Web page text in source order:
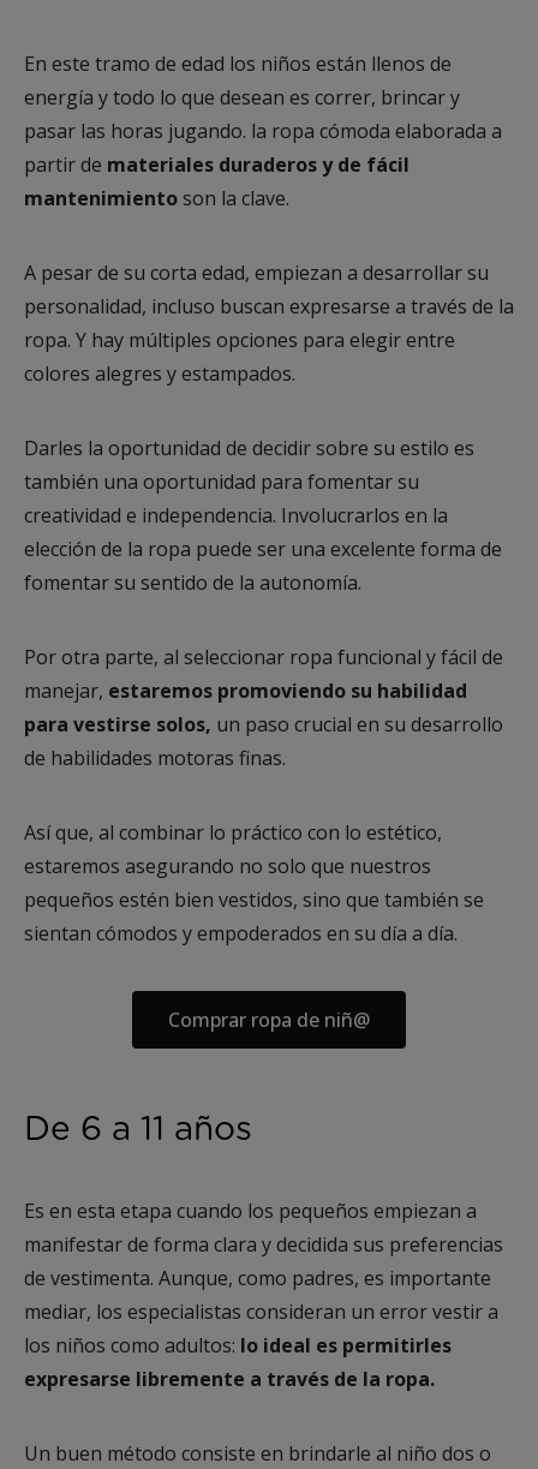
En este tramo de edad los niños están llenos de
energía y todo lo que desean es correr, brincar y
pasar las horas jugando. la ropa cómoda elaborada a
partir de materiales duraderos y de fácil
mantenimientoson la clave.
A pesar de su corta edad, empiezan a desarrollar su
personalidad, incluso buscan expresarse a través de la
ropa. Y hay múltiples opciones para elegir entre
colores alegres y estampados.
Darles la oportunidad de decidir sobre su estilo es
también una oportunidad para fomentar su
creatividad e independencia. Involucrarlos en la
elección de la ropa puede ser una excelente forma de
fomentar su sentido de la autonomía.
Por otra parte, al seleccionar ropa funcional y fácil de
manejar, estaremos promoviendo su habilidad
para vestirse solos, un paso crucial en su desarrollo
de habilidades motoras finas.
Así que, al combinar lo práctico con lo estético,
estaremos asegurando no solo que nuestros
pequeños estén bien vestidos, sino que también se
sientan cómodos y empoderados en su día a día.
Comprar ropa de niñ@
De 6 a 11 años
Es en esta etapa cuando los pequeños empiezan a
manifestar de forma clara y decidida sus preferencias
de vestimenta. Aunque, como padres, es importante
mediar, los especialistas consideran un error vestir a
los niños como adultos: lo ideal es permitirles
expresarse libremente a través de la ropa.
Un buen método consiste en brindarle al niño dos o